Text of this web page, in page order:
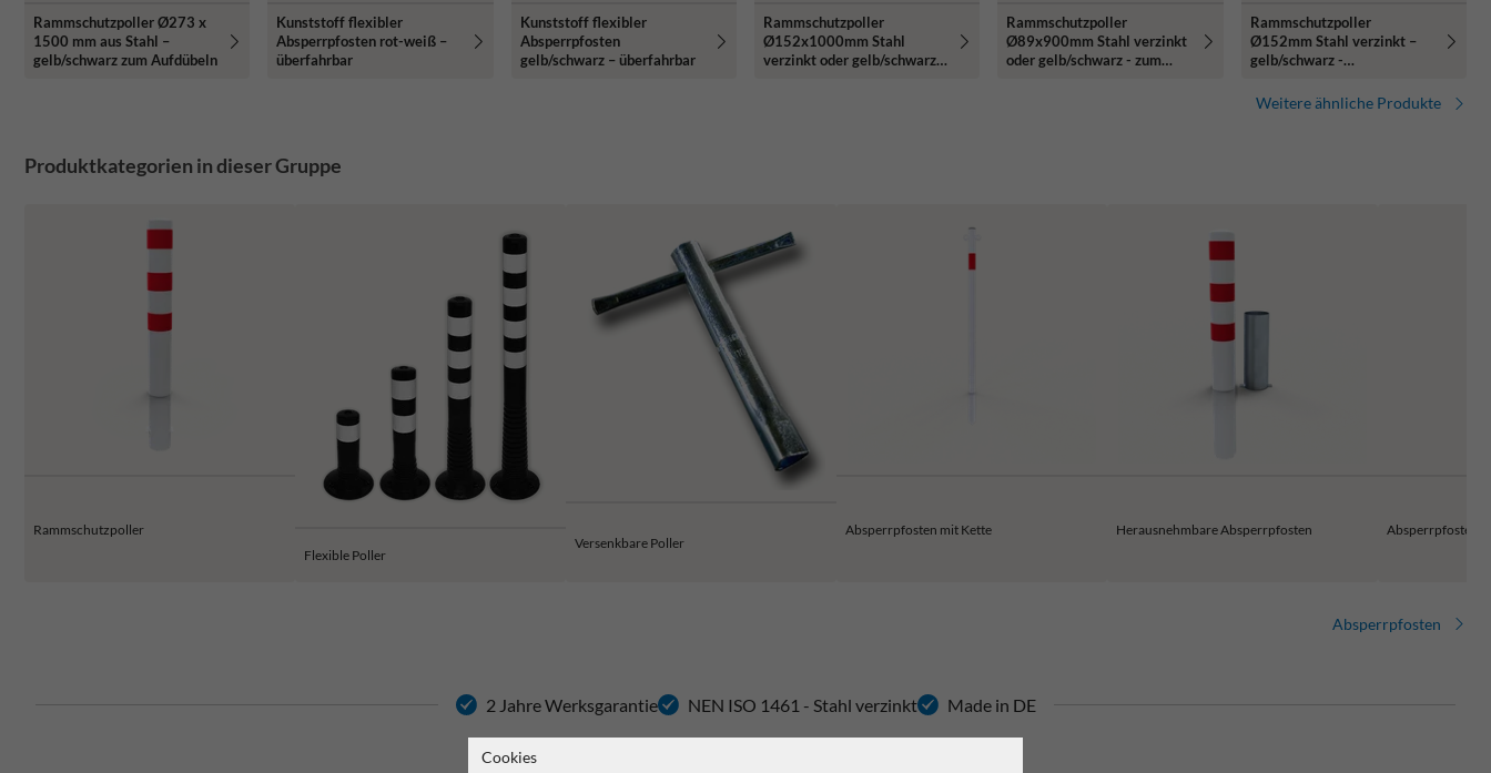
Rammschutzpoller Ø273 x
1500 mm aus Stahl –
gelb/schwarz zum Aufdübeln
Kunststoff flexibler
Absperrpfosten rot-weiß –
überfahrbar
Kunststoff flexibler
Absperrpfosten
gelb/schwarz – überfahrbar
Rammschutzpoller
Ø152x1000mm Stahl
verzinkt oder gelb/schwarz -
Rammschutzpoller
Ø89x900mm Stahl verzinkt
oder gelb/schwarz - zum
Rammschutzpoller
Ø152mm Stahl verzinkt –
gelb/schwarz -
Bodenanker
Weitere ähnliche Produkte
Produktkategorien in dieser Gruppe
Rammschutzpoller
Flexible Poller
Versenkbare Poller
Absperrpfosten mit Kette Herausnehmbare Absperrpfosten Absperrpfosten
Absperrpfosten
2 Jahre Werksgarantie NEN ISO 1461 - Stahl verzinkt Made in DE
Cookies